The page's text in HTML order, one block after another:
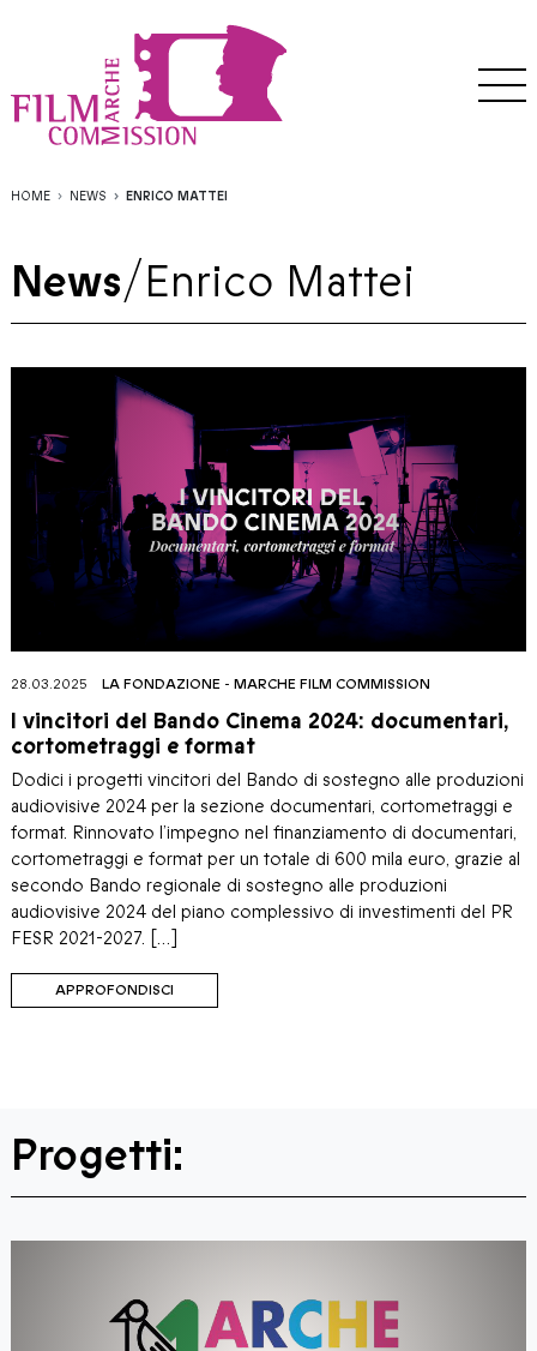
HOME NEWS ENRICO MATTEI
News/Enrico Mattei
28.03.2025 LA FONDAZIONE - MARCHE FILM COMMISSION
I vincitori del Bando Cinema 2024: documentari,
cortometraggi e format
Dodici i progetti vincitori del Bando di sostegno alle produzioni
audiovisive 2024 per la sezione documentari, cortometraggi e
format. Rinnovato l’impegno nel finanziamento di documentari,
cortometraggi e format per un totale di 600 mila euro, grazie al
secondo Bando regionale di sostegno alle produzioni
audiovisive 2024 del piano complessivo di investimenti del PR
FESR 2021-2027. […]
APPROFONDISCI
Progetti: